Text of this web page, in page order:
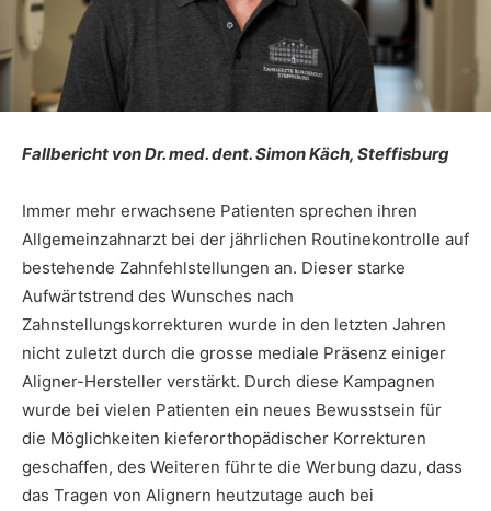
Fallbericht von Dr. med. dent. Simon Käch, Steffisburg
Immer mehr erwachsene Patienten sprechen ihren
Allgemeinzahnarzt bei der jährlichen Routinekontrolle auf
bestehende Zahnfehlstellungen an. Dieser starke
Aufwärtstrend des Wunsches nach
Zahnstellungskorrekturen wurde in den letzten Jahren
nicht zuletzt durch die grosse mediale Präsenz einiger
Aligner-Hersteller verstärkt. Durch diese Kampagnen
wurde bei vielen Patienten ein neues Bewusstsein für
die Möglichkeiten kieferorthopädischer Korrekturen
geschaffen, des Weiteren führte die Werbung dazu, dass
das Tragen von Alignern heutzutage auch bei